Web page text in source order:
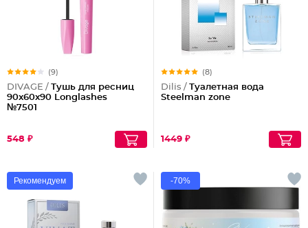
(9)
DIVAGE / Тушь для ресниц
90x60x90 Longlashes
№7501
548 ₽
(8)
Dilis / Туалетная вода
Steelman zone
1449 ₽
Рекомендуем -70%